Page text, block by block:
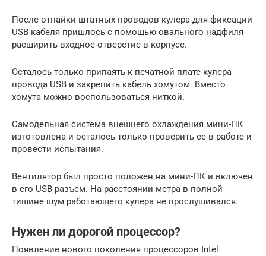
После отпайки штатных проводов кулера для фиксации
USB кабеля пришлось с помощью овального надфиля
расширить входное отверстие в корпусе.
Осталось только припаять к печатной плате кулера
провода USB и закрепить кабель хомутом. Вместо
хомута можно воспользоваться ниткой.
Самодельная система внешнего охлаждения мини-ПК
изготовлена и осталось только проверить ее в работе и
провести испытания.
Вентилятор был просто положен на мини-ПК и включен
в его USB разъем. На расстоянии метра в полной
тишине шум работающего кулера не прослушивался.
Нужен ли дорогой процессор?
Появление нового поколения процессоров Intel